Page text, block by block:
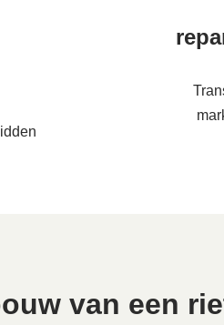
van een